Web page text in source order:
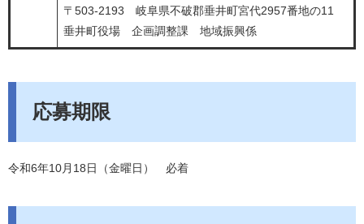
〒503-2193 岐阜県不破郡垂井町宮代2957番地の11
垂井町役場 企画調整課 地域振興係
応募期限
令和6年10月18日（金曜日） 必着